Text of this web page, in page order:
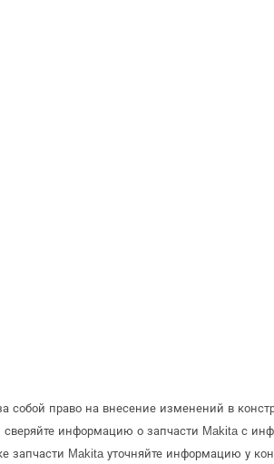
собой право на внесение изменений в
информацию о запчасти Makita с
запчасти Makita уточняйте информацию у